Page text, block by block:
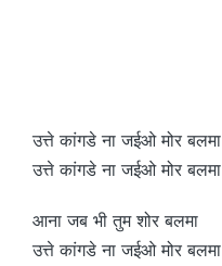
उत्ते कांगडे ना जईओ मोर बलमा
उत्ते कांगडे ना जईओ मोर बलमा
आना जब भी तुम शोर बलमा
उत्ते कांगडे ना जईओ मोर बलमा